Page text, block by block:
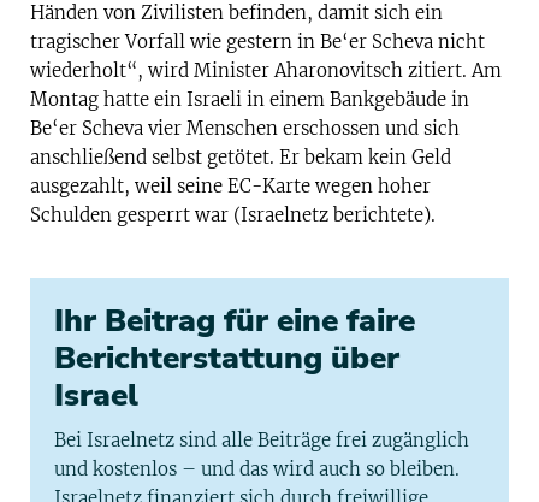
Händen von Zivilisten befinden, damit sich ein
tragischer Vorfall wie gestern in Be‘er Scheva nicht
wiederholt“, wird Minister Aharonovitsch zitiert. Am
Montag hatte ein Israeli in einem Bankgebäude in
Be‘er Scheva vier Menschen erschossen und sich
anschließend selbst getötet. Er bekam kein Geld
ausgezahlt, weil seine EC-Karte wegen hoher
Schulden gesperrt war (Israelnetz berichtete).
Ihr Beitrag für eine faire
Berichterstattung über
Israel
Bei Israelnetz sind alle Beiträge frei zugänglich
und kostenlos – und das wird auch so bleiben.